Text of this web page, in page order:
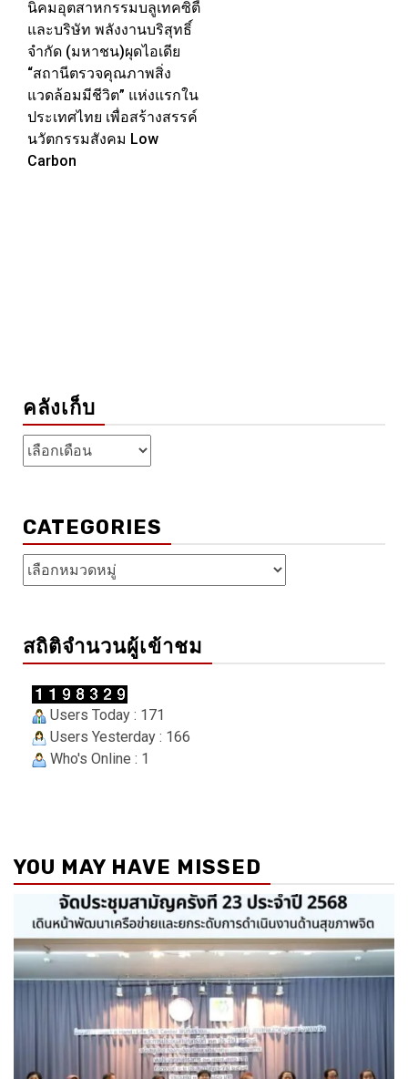
นิคมอุตสาหกรรมบลูเทคซิตี้
และบริษัท พลังงานบริสุทธิ์
จำกัด (มหาชน)ผุดไอเดีย
“สถานีตรวจคุณภาพสิ่ง
แวดล้อมมีชีวิต” แห่งแรกใน
ประเทศไทย เพื่อสร้างสรรค์
นวัตกรรมสังคม Low
Carbon
คลังเก็บ
คลัง
เก็บ
CATEGORIES
Categories
สถิติจำนวนผู้เข้าชม
Users Today : 171
Users Yesterday : 166
Who's Online : 1
YOU MAY HAVE MISSED